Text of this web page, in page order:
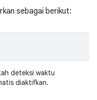
sebagai berikut:
deteksi waktu
diaktifkan.